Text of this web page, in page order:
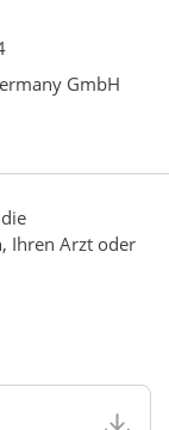
GmbH
Ihren Arzt oder